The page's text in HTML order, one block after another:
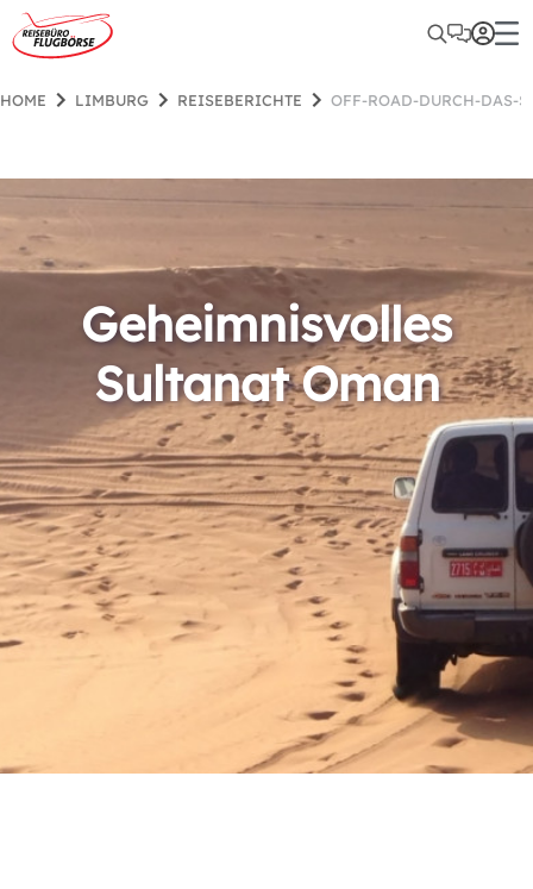
HOME LIMBURG REISEBERICHTE OFF-ROAD-DURCH-DAS-
Geheimnisvolles
Sultanat Oman